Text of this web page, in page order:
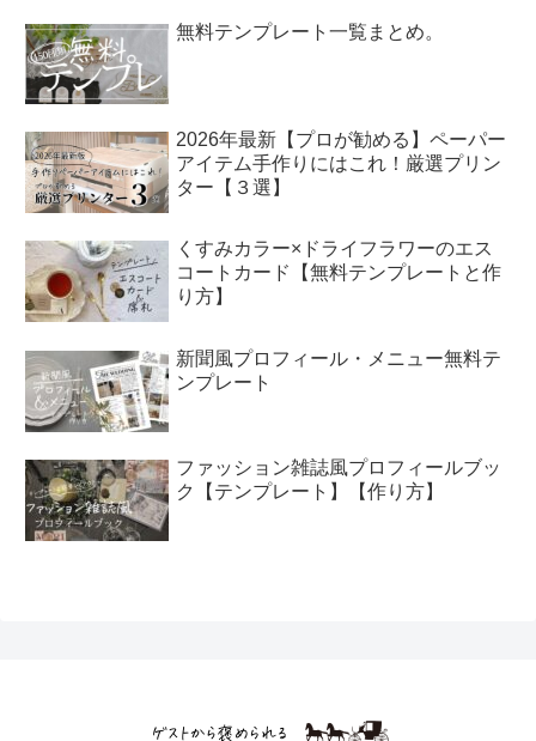
無料テンプレート一覧まとめ。
2026年最新【プロが勧める】ペーパー
アイテム手作りにはこれ！厳選プリン
ター【３選】
くすみカラー×ドライフラワーのエス
コートカード【無料テンプレートと作
り方】
新聞風プロフィール・メニュー無料テ
ンプレート
ファッション雑誌風プロフィールブッ
ク【テンプレート】【作り方】